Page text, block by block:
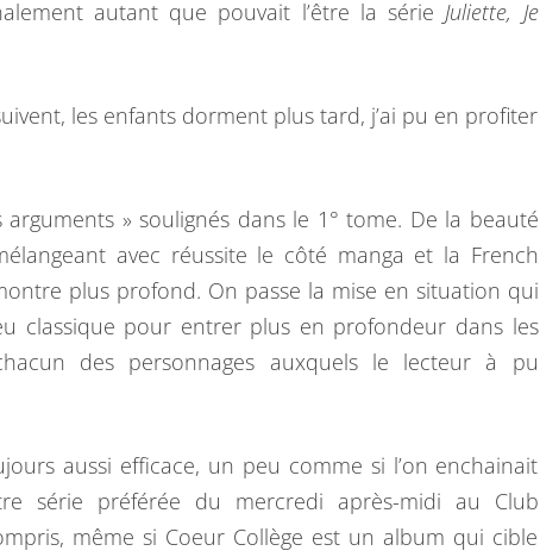
autant que pouvait l’être la série Juliette, Je
les enfants dorment plus tard, j’ai pu en profiter
» soulignés dans le 1° tome. De la beauté
avec réussite le côté manga et la French
plus profond. On passe la mise en situation qui
classique pour entrer plus en profondeur dans les
des personnages auxquels le lecteur à pu
aussi efficace, un peu comme si l’on enchainait
série préférée du mercredi après-midi au Club
même si Coeur Collège est un album qui cible